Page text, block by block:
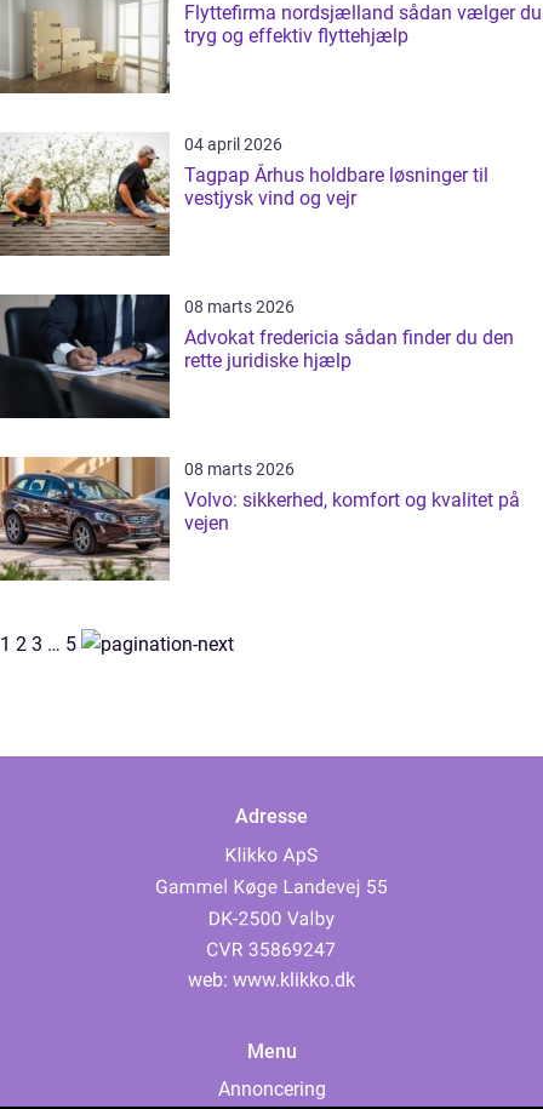
Flyttefirma nordsjælland sådan vælger du
tryg og effektiv flyttehjælp
04 april 2026
Tagpap Århus holdbare løsninger til
vestjysk vind og vejr
08 marts 2026
Advokat fredericia sådan finder du den
rette juridiske hjælp
08 marts 2026
Volvo: sikkerhed, komfort og kvalitet på
vejen
1 2 3 … 5
Adresse
web: www.klikko.dk
Menu
Annoncering